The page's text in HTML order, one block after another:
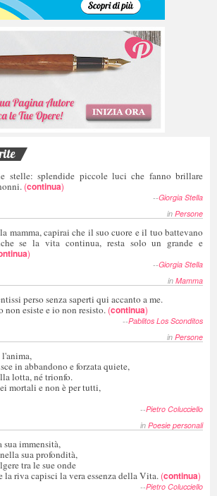
stelle: splendide piccole luci che fanno brillare
(continua)
--Giorgia Stella
in Persone
mamma, capirai che il suo cuore e il tuo battevano
se la vita continua, resta solo un grande e
)
--Giorgia Stella
in Mamma
perso senza saperti qui accanto a me.
non esiste e io non resisto. (continua)
--Pablitos Los Sconditos
in Persone
in abbandono e forzata quiete,
lotta, né trionfo.
mortali e non è per tutti,
--Pietro Colucciello
in Poesie personali
immensità,
sua profondità,
tra le sue onde
la riva capisci la vera essenza della Vita. (continua)
--Pietro Colucciello